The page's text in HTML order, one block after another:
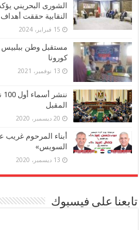
الشورى البحريني
النقابية حققت
15 فبراير، 2024
مستقبل وطن ببلبيس
كورونا
13 نوفمبر، 2021
المقبل
20 ديسمبر، 2020
أبناء المرحوم غريب
السويس»
13 ديسمبر، 2020
تابعنا على فيسبوك